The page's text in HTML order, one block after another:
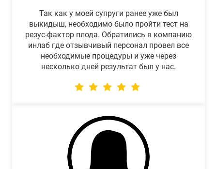
Так как у моей супруги ранее уже был
выкидыш, необходимо было пройти тест на
резус-фактор плода. Обратились в компанию
инлаб где отзывчивый персонал провел все
необходимые процедуры и уже через
несколько дней результат был у нас.